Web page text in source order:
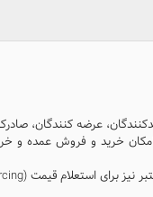
به هوش مصنوعی و یادگیری
عرضه کنندگان،
خرید و فروش عمده و